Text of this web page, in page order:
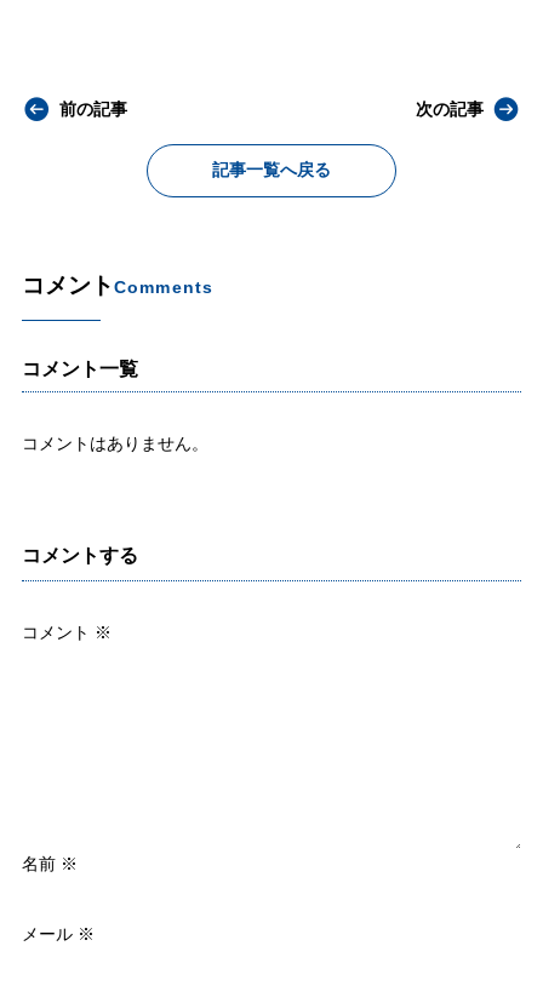
前の記事
記事一覧へ戻る
次の記事
コメントComments
コメント一覧
コメントはありません。
コメントする
コメント ※
名前 ※
メール ※